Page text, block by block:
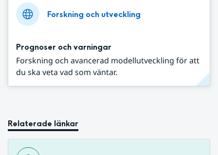
Forskning och utveckling
Prognoser och varningar
Forskning och avancerad modellutveckling för att
du ska veta vad som väntar.
Relaterade länkar